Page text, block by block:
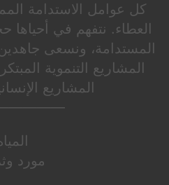
كل عوامل الاستدامة
العطاء. نتفهم في أحياها
المستدامة، ونسعى
المشاريع التنموية
المشاريع
مورد